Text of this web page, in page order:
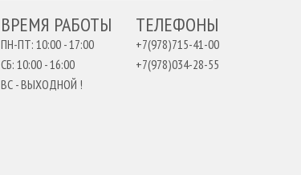
ТЕЛЕФОНЫ
+7(978)715-41-00
+7(978)034-28-55
ВРЕМЯ РАБОТЫ
ПН-ПТ: 10:00 - 17:00
СБ: 10:00 - 16:00
ВС - ВЫХОДНОЙ !